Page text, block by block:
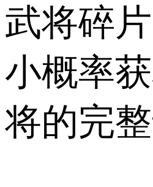
武将碎
小概率
将的完整